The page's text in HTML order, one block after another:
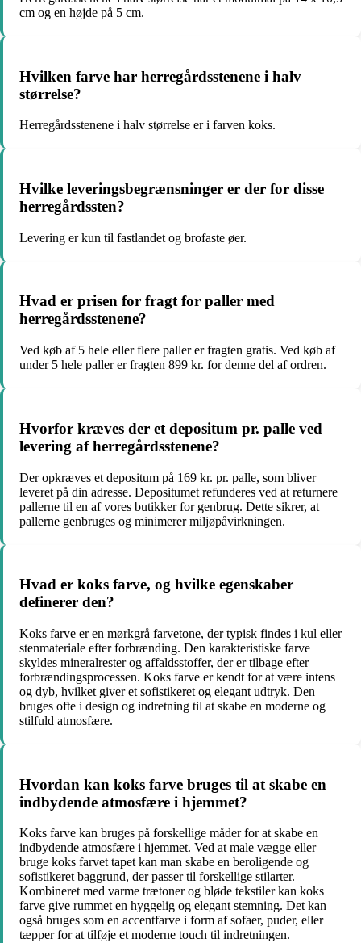
cm og en højde på 5 cm.
Hvilken farve har herregårdsstenene i halv
størrelse?
Herregårdsstenene i halv størrelse er i farven koks.
Hvilke leveringsbegrænsninger er der for disse
herregårdssten?
Levering er kun til fastlandet og brofaste øer.
Hvad er prisen for fragt for paller med
herregårdsstenene?
Ved køb af 5 hele eller flere paller er fragten gratis. Ved køb af
under 5 hele paller er fragten 899 kr. for denne del af ordren.
Hvorfor kræves der et depositum pr. palle ved
levering af herregårdsstenene?
Der opkræves et depositum på 169 kr. pr. palle, som bliver
leveret på din adresse. Depositumet refunderes ved at returnere
pallerne til en af vores butikker for genbrug. Dette sikrer, at
pallerne genbruges og minimerer miljøpåvirkningen.
Hvad er koks farve, og hvilke egenskaber
definerer den?
Koks farve er en mørkgrå farvetone, der typisk findes i kul eller
stenmateriale efter forbrænding. Den karakteristiske farve
skyldes mineralrester og affaldsstoffer, der er tilbage efter
forbrændingsprocessen. Koks farve er kendt for at være intens
og dyb, hvilket giver et sofistikeret og elegant udtryk. Den
bruges ofte i design og indretning til at skabe en moderne og
stilfuld atmosfære.
Hvordan kan koks farve bruges til at skabe en
indbydende atmosfære i hjemmet?
Koks farve kan bruges på forskellige måder for at skabe en
indbydende atmosfære i hjemmet. Ved at male vægge eller
bruge koks farvet tapet kan man skabe en beroligende og
sofistikeret baggrund, der passer til forskellige stilarter.
Kombineret med varme trætoner og bløde tekstiler kan koks
farve give rummet en hyggelig og elegant stemning. Det kan
også bruges som en accentfarve i form af sofaer, puder, eller
tæpper for at tilføje et moderne touch til indretningen.